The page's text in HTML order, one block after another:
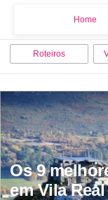
Home
Roteiros
Os 9
em Vila Real